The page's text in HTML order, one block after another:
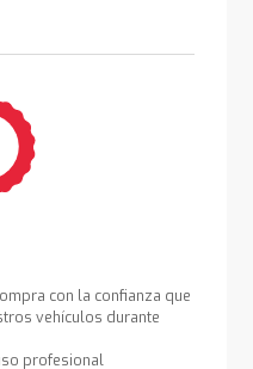
con la confianza que
vehículos durante
profesional